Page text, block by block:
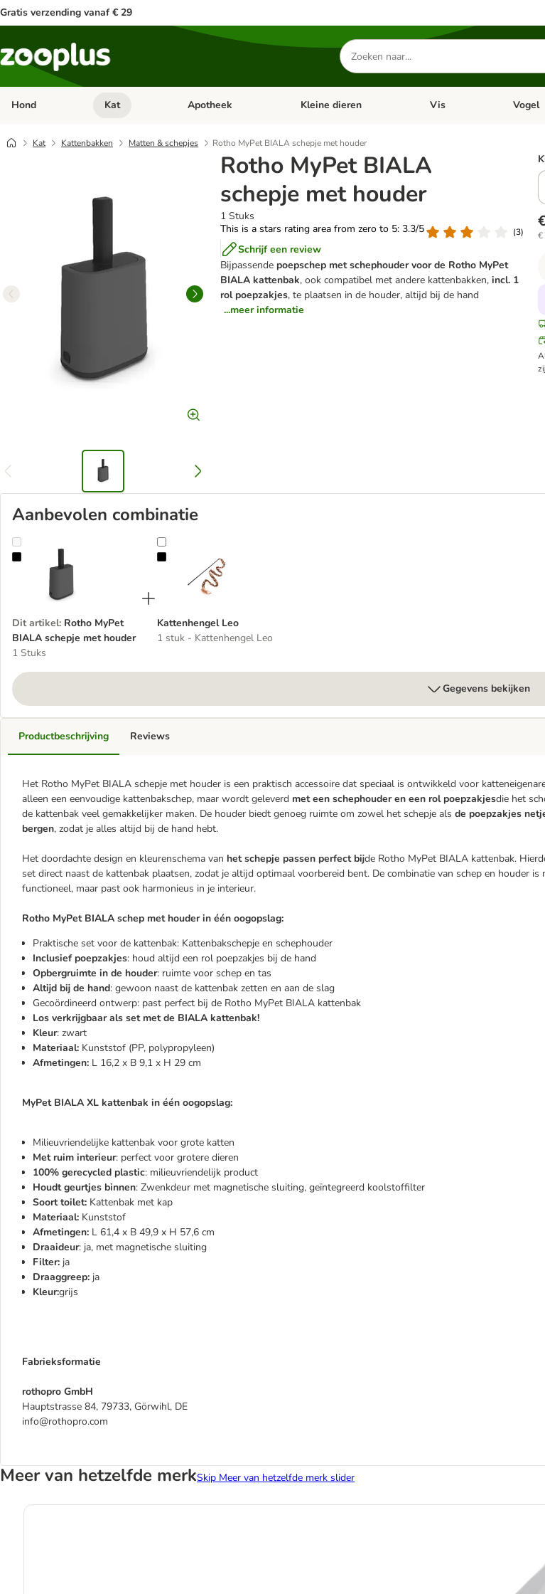
Gratis verzending vanaf € 29
Zoeken
naar
producten
Hond Open categorie menu: Hond
Kat Open categorie menu: Kat
Apotheek Open categorie menu: Apotheek
Kleine dieren Open categorie menu: Kleine
Vis Open
Vogel
Kat Kattenbakken Matten & schepjes Rotho MyPet BIALA schepje met houder
Rotho MyPet BIALA
schepje met houder
1 Stuks
This is a stars rating area from zero to 5: 3.3/5
(3)
Schrijf een review
Bijpassende poepschep met schephouder voor de Rotho MyPet
BIALA kattenbak, ook compatibel met andere kattenbakken,incl. 1
rol poepzakjes, te plaatsen in de houder, altijd bij de hand
...meer informatie
€
Aanbevolen combinatie
Rotho MyPet BIALA schepje met houder
Dit artikel: Rotho MyPet
BIALA schepje met houder
1 Stuks
Kattenhengel Leo
Kattenhengel Leo
1 stuk - Kattenhengel Leo
Gegevens bekijken
Productbeschrijving
Het Rotho MyPet BIALA schepje met houder is een praktisch accessoire dat speciaal is ontwikkeld voor
alleen een eenvoudige kattenbakschep, maar wordt geleverd met een schephouder en een rol poepzakjesdie het
de kattenbak veel gemakkelijker maken. De houder biedt genoeg ruimte om zowel het schepje als de poepzakjes
bergen, zodat je alles altijd bij de hand hebt.
Het doordachte design en kleurenschema van het schepje passen perfect bijde Rotho MyPet BIALA kattenbak.
set direct naast de kattenbak plaatsen, zodat je altijd optimaal voorbereid bent. De combinatie van schep en houder is
functioneel, maar past ook harmonieus in je interieur.
Rotho MyPet BIALA schep met houder in één oogopslag:
Praktische set voor de kattenbak: Kattenbakschepje en schephouder
Inclusief poepzakjes: houd altijd een rol poepzakjes bij de hand
Opbergruimte in de houder: ruimte voor schep en tas
Altijd bij de hand: gewoon naast de kattenbak zetten en aan de slag
Gecoördineerd ontwerp: past perfect bij de Rotho MyPet BIALA kattenbak
Los verkrijgbaar als set met de BIALA kattenbak!
Kleur: zwart
Materiaal: Kunststof (PP, polypropyleen)
Afmetingen: L 16,2 x B 9,1 x H 29 cm
MyPet BIALA XL kattenbak in één oogopslag:
Milieuvriendelijke kattenbak voor grote katten
Met ruim interieur: perfect voor grotere dieren
100% gerecycled plastic: milieuvriendelijk product
Houdt geurtjes binnen: Zwenkdeur met magnetische sluiting, geïntegreerd koolstoffilter
Soort toilet: Kattenbak met kap
Materiaal: Kunststof
Afmetingen: L 61,4 x B 49,9 x H 57,6 cm
Draaideur: ja, met magnetische sluiting
Filter: ja
Draaggreep: ja
Kleur:grijs
Fabrieksformatie
rothopro GmbH
Hauptstrasse 84, 79733, Görwihl, DE
info@rothopro.com
Reviews
Meer van hetzelfde merkSkip Meer van hetzelfde merk slider